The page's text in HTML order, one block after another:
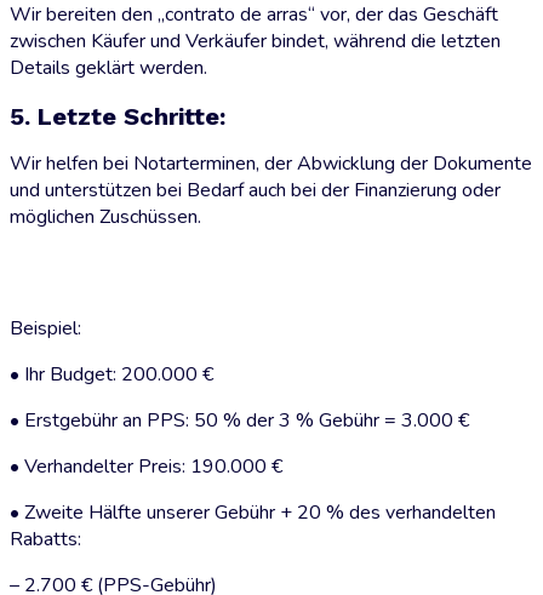
Wir bereiten den „contrato de arras“ vor, der das Geschäft
zwischen Käufer und Verkäufer bindet, während die letzten
Details geklärt werden.
5. Letzte Schritte:
Wir helfen bei Notarterminen, der Abwicklung der Dokumente
und unterstützen bei Bedarf auch bei der Finanzierung oder
möglichen Zuschüssen.
Beispiel:
• Ihr Budget: 200.000 €
• Erstgebühr an PPS: 50 % der 3 % Gebühr = 3.000 €
• Verhandelter Preis: 190.000 €
• Zweite Hälfte unserer Gebühr + 20 % des verhandelten
Rabatts:
– 2.700 € (PPS-Gebühr)